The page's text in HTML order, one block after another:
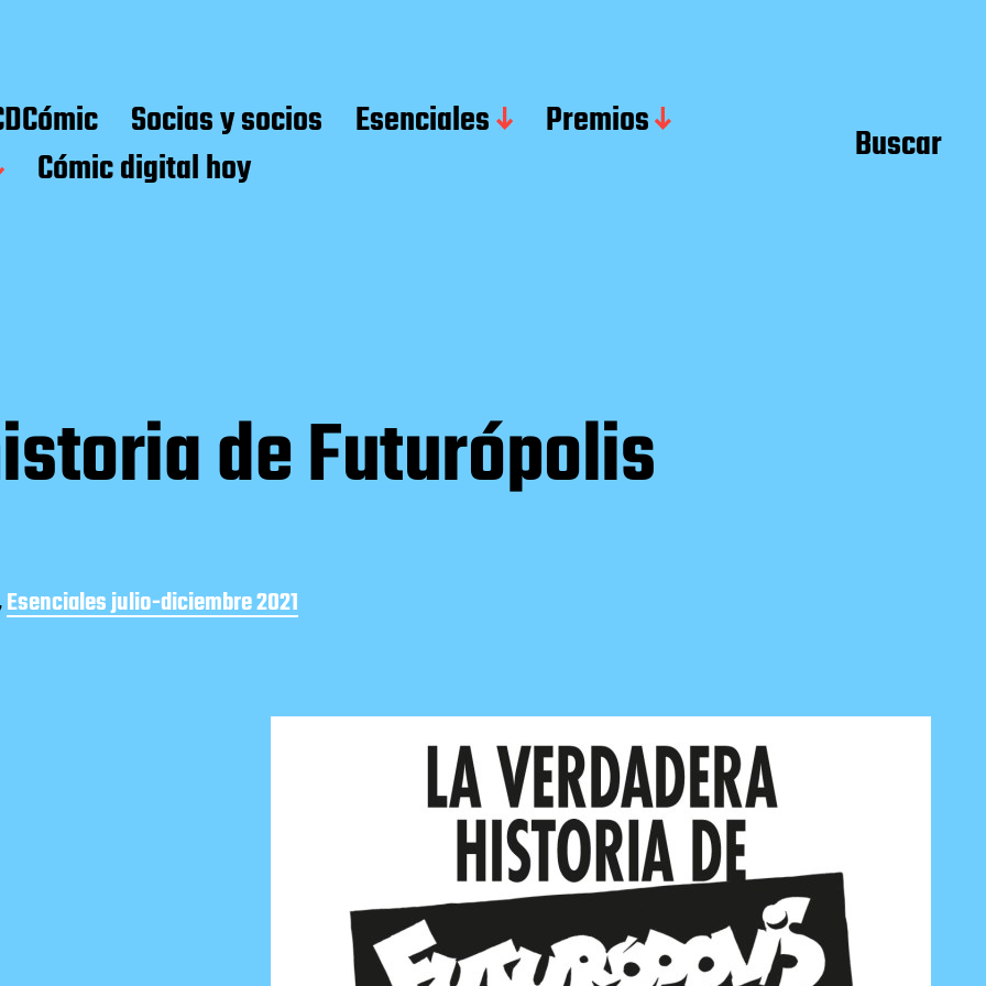
Socias y socios Esenciales
Premios
Cómic digital hoy Buscar
de Futurópolis
Esenciales julio-diciembre 2021